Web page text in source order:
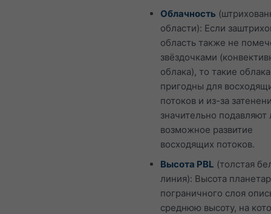
Облачность
области): Если
область также не
звёздочками
облака), то такие
пригодны для
потоков и из-за
значительно
возможное развитие
восходящих потоков.
Высота PBL (толстая
линия): Высота
пограничного слоя
среднюю высоту, на